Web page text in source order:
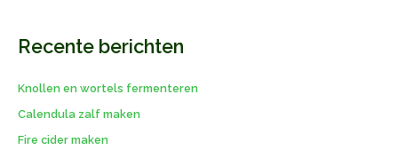
n
a
r
:
Recente berichten
Knollen en wortels fermenteren
Calendula zalf maken
Fire cider maken